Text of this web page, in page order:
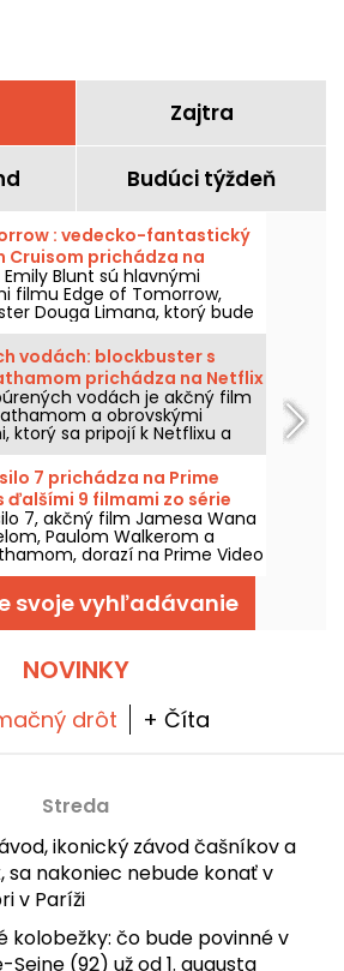
Zajtra
Budúci týždeň
: vedecko-fantastický
Cruisom prichádza na
Blunt sú hlavnými
filmu Edge of Tomorrow,
Douga Limana, ktorý bude
už od 6. augusta 2026.
vodách: blockbuster s
prichádza na Netflix
vodách je akčný film
a obrovskými
ktorý sa pripojí k Netflixu a
augusta 2026.
7 prichádza na Prime
ďalšími 9 filmami zo série
7, akčný film Jamesa Wana
Paulom Walkerom a
dorazí na Prime Video
spolu s viacerými dielmi
svoje vyhľadávanie
NOVINKY
drôt + Číta
Streda
ikonický závod čašníkov a
sa nakoniec nebude konať v
v Paríži
kolobežky: čo bude povinné v
(92) už od 1. augusta